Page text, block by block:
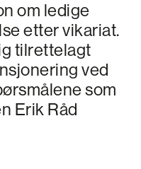
om ledige
etter vikariat.
tilrettelagt
ved
som
Erik Råd